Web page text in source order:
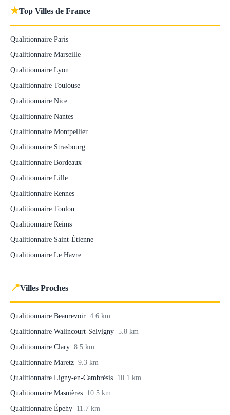
★Top Villes de France
Qualitionnaire Paris
Qualitionnaire Marseille
Qualitionnaire Lyon
Qualitionnaire Toulouse
Qualitionnaire Nice
Qualitionnaire Nantes
Qualitionnaire Montpellier
Qualitionnaire Strasbourg
Qualitionnaire Bordeaux
Qualitionnaire Lille
Qualitionnaire Rennes
Qualitionnaire Toulon
Qualitionnaire Reims
Qualitionnaire Saint-Étienne
Qualitionnaire Le Havre
📍Villes Proches
Qualitionnaire Beaurevoir 4.6 km
Qualitionnaire Walincourt-Selvigny 5.8 km
Qualitionnaire Clary 8.5 km
Qualitionnaire Maretz 9.3 km
Qualitionnaire Ligny-en-Cambrésis 10.1 km
Qualitionnaire Masnières 10.5 km
Qualitionnaire Épehy 11.7 km